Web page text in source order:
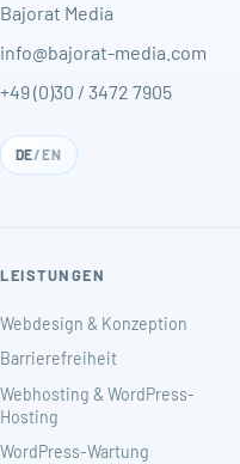
Bajorat Media
info@bajorat-media.com
+49 (0)30 / 3472 7905
DE/EN
LEISTUNGEN
Webdesign & Konzeption
Barrierefreiheit
Webhosting & WordPress-
Hosting
WordPress-Wartung